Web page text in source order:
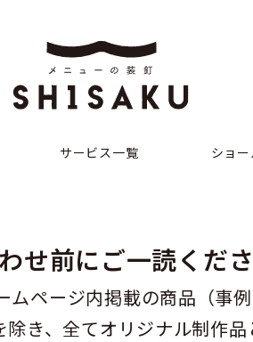
サービス一覧 ショ
せ前にご一読くださ
ムページ内掲載の商品（事例
き、全てオリジナル制作品